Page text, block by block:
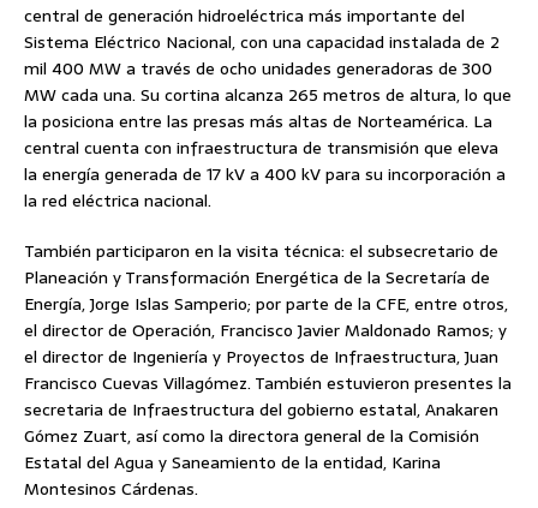
central de generación hidroeléctrica más importante del
Sistema Eléctrico Nacional, con una capacidad instalada de 2
mil 400 MW a través de ocho unidades generadoras de 300
MW cada una. Su cortina alcanza 265 metros de altura, lo que
la posiciona entre las presas más altas de Norteamérica. La
central cuenta con infraestructura de transmisión que eleva
la energía generada de 17 kV a 400 kV para su incorporación a
la red eléctrica nacional.
También participaron en la visita técnica: el subsecretario de
Planeación y Transformación Energética de la Secretaría de
Energía, Jorge Islas Samperio; por parte de la CFE, entre otros,
el director de Operación, Francisco Javier Maldonado Ramos; y
el director de Ingeniería y Proyectos de Infraestructura, Juan
Francisco Cuevas Villagómez. También estuvieron presentes la
secretaria de Infraestructura del gobierno estatal, Anakaren
Gómez Zuart, así como la directora general de la Comisión
Estatal del Agua y Saneamiento de la entidad, Karina
Montesinos Cárdenas.